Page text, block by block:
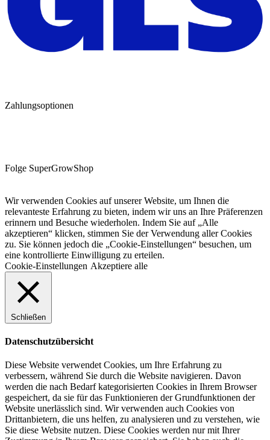
Zahlungsoptionen
Folge SuperGrowShop
Wir verwenden Cookies auf unserer Website, um Ihnen die
relevanteste Erfahrung zu bieten, indem wir uns an Ihre Präferenzen
erinnern und Besuche wiederholen. Indem Sie auf „Alle
akzeptieren“ klicken, stimmen Sie der Verwendung aller Cookies
zu. Sie können jedoch die „Cookie-Einstellungen“ besuchen, um
eine kontrollierte Einwilligung zu erteilen.
Cookie-Einstellungen Akzeptiere alle
Schließen
Datenschutzübersicht
Diese Website verwendet Cookies, um Ihre Erfahrung zu
verbessern, während Sie durch die Website navigieren. Davon
werden die nach Bedarf kategorisierten Cookies in Ihrem Browser
gespeichert, da sie für das Funktionieren der Grundfunktionen der
Website unerlässlich sind. Wir verwenden auch Cookies von
Drittanbietern, die uns helfen, zu analysieren und zu verstehen, wie
Sie diese Website nutzen. Diese Cookies werden nur mit Ihrer